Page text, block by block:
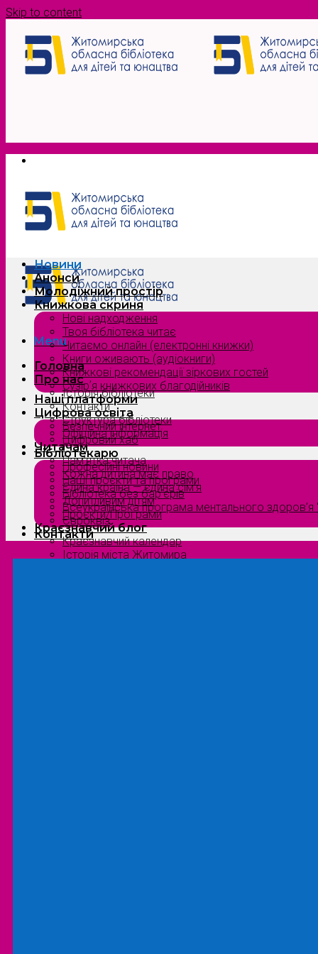
Skip to content
Menu
Головна
Про нас
Історія бібліотеки
Контакти
Структура бібліотеки
Офіційна інформація
Читачам
Пам’ятка читача
Кожна дитина має право
Єдина країна — єдина сім’я
Допитливим дітям
Проєкти/Програми
Краєзнавчий блог
Краєзнавчий календар
Історія міста Житомира
Новини
Анонси
Молодіжний простір
Книжкова скриня
Нові надходження
Твоя бібліотека читає
Читаємо онлайн (електронні книжки)
Книги оживають (аудіокниги)
Книжкові рекомендації зіркових гостей
Сузірʼя книжкових благодійників
Наші платформи
Цифрова освіта
Безпечний інтернет
Цифровий хаб
Бібліотекарю
Професійні новини
Наші проєкти та програми
Бібліотека без бар’єрів
Всеукраїнська програма ментального здоров’я
Євроквіз
Контакти